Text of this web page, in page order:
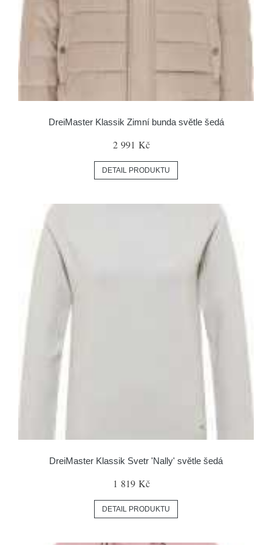
DreiMaster Klassik Zimní bunda světle šedá
2 991 Kč
DETAIL PRODUKTU
DreiMaster Klassik Svetr 'Nally' světle šedá
1 819 Kč
DETAIL PRODUKTU